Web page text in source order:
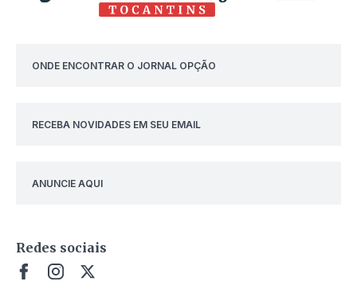
ONDE ENCONTRAR O JORNAL OPÇÃO
RECEBA NOVIDADES EM SEU EMAIL
ANUNCIE AQUI
Redes sociais